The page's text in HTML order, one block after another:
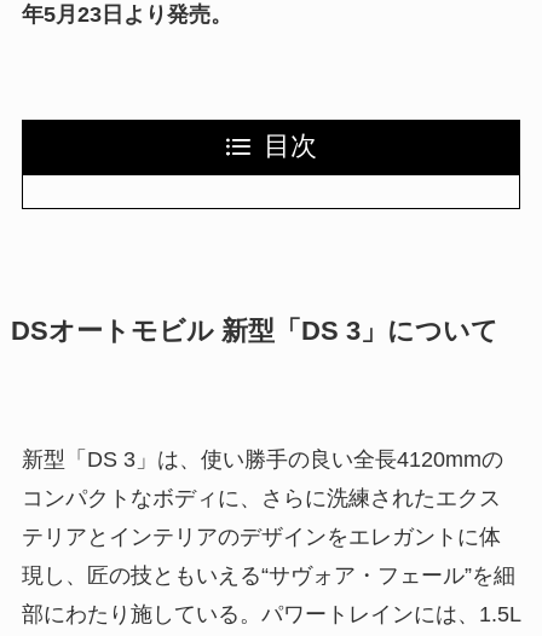
年5月23日より発売。
目次
DSオートモビル 新型「DS 3」について
新型「DS 3」は、使い勝手の良い全長4120mmの
コンパクトなボディに、さらに洗練されたエクス
テリアとインテリアのデザインをエレガントに体
現し、匠の技ともいえる“サヴォア・フェール”を細
部にわたり施している。パワートレインには、1.5L